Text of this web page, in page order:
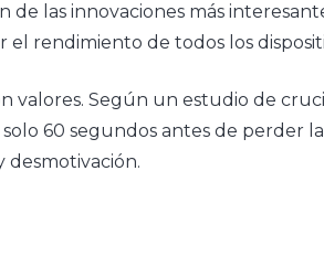
de las innovaciones más
el rendimiento de todos los
valores. Según un estudio de
60 segundos antes de perder
desmotivación.